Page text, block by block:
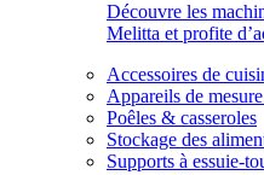
Découvre les
Melitta et profite
Accessoires de
Appareils de
Poêles & casseroles
Stockage des
Supports à essuie-